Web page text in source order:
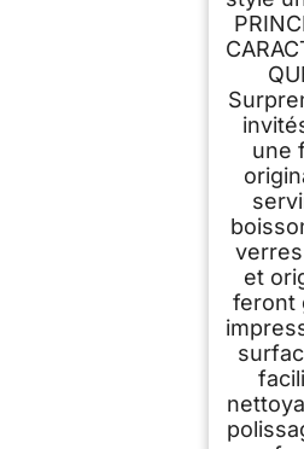
une
et
feront